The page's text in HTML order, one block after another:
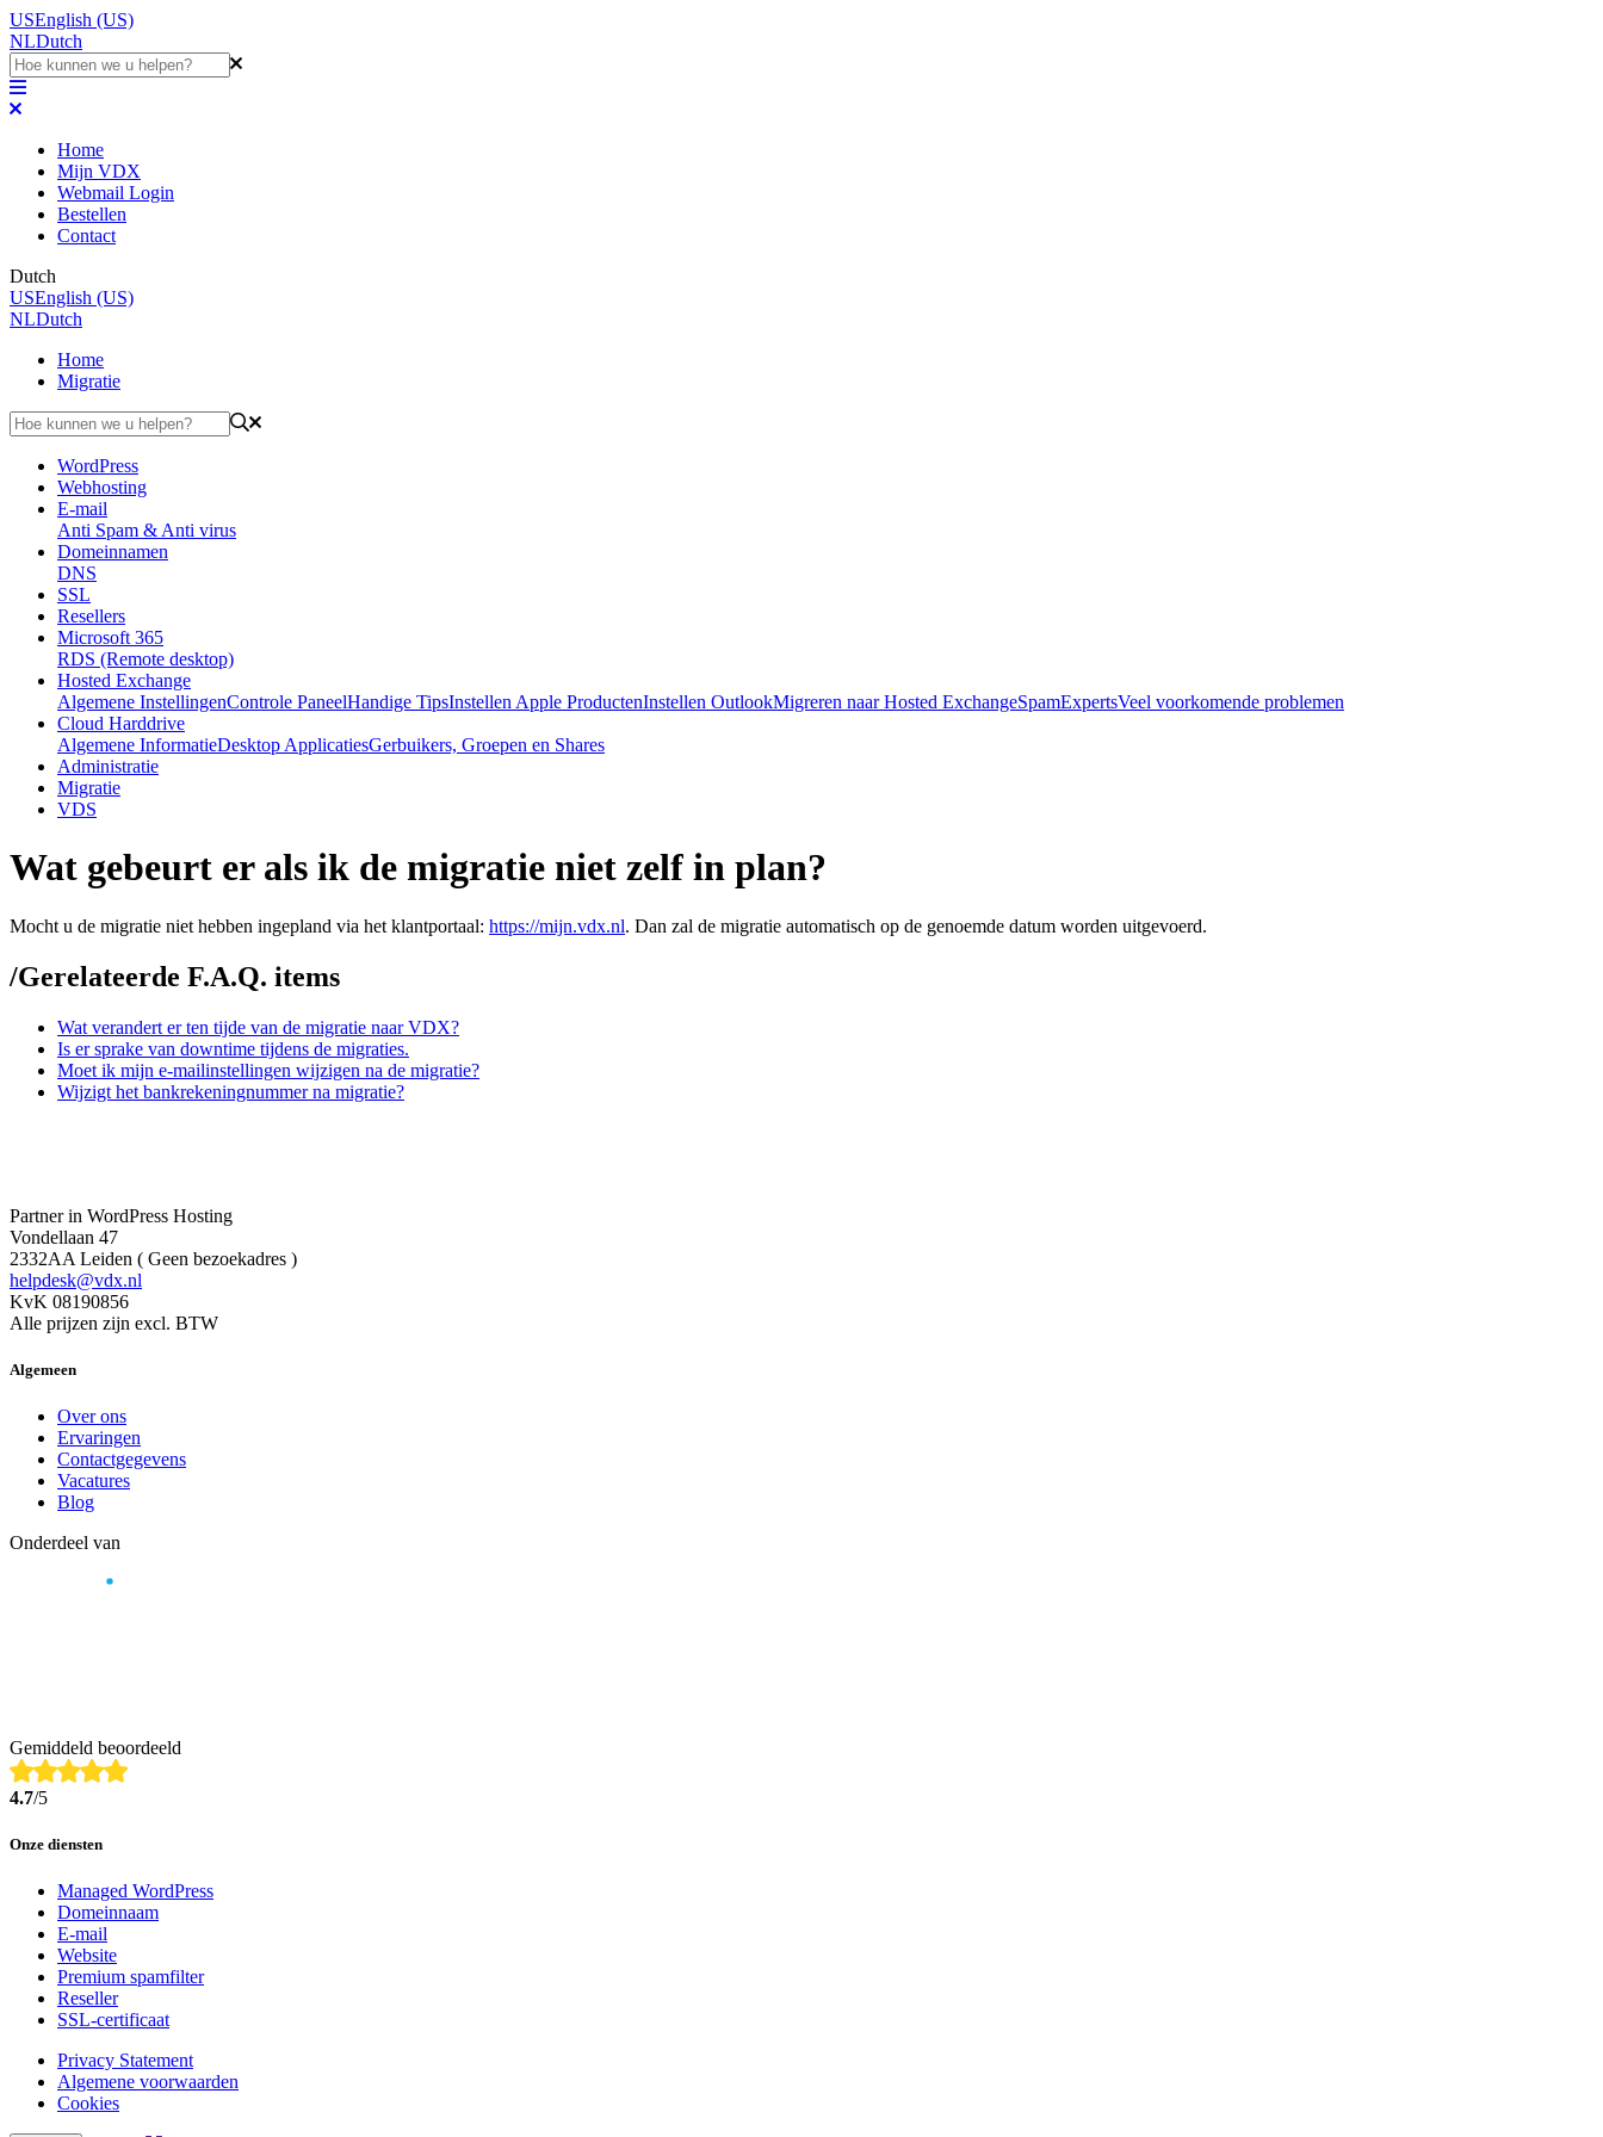
USEnglish (US)
NLDutch
Home
Mijn VDX
Webmail Login
Bestellen
Contact
Dutch
USEnglish (US)
NLDutch
Home
Migratie
WordPress
Webhosting
E-mail
Anti Spam & Anti virus
Domeinnamen
DNS
SSL
Resellers
Microsoft 365
RDS (Remote desktop)
Hosted Exchange
Algemene InstellingenControle PaneelHandige TipsInstellen Apple ProductenInstellen OutlookMigreren naar Hosted ExchangeSpamExpertsVeel voorkomende problemen
Cloud Harddrive
Algemene InformatieDesktop ApplicatiesGerbuikers, Groepen en Shares
Administratie
Migratie
VDS
Wat gebeurt er als ik de migratie niet zelf in plan?
Mocht u de migratie niet hebben ingepland via het klantportaal: https://mijn.vdx.nl. Dan zal de migratie automatisch op de genoemde datum worden uitgevoerd.
/Gerelateerde F.A.Q. items
Wat verandert er ten tijde van de migratie naar VDX?
Is er sprake van downtime tijdens de migraties.
Moet ik mijn e-mailinstellingen wijzigen na de migratie?
Wijzigt het bankrekeningnummer na migratie?
Partner in WordPress Hosting
Vondellaan 47
2332AA Leiden ( Geen bezoekadres )
helpdesk@vdx.nl
KvK 08190856
Alle prijzen zijn excl. BTW
Algemeen
Over ons
Ervaringen
Contactgegevens
Vacatures
Blog
Onderdeel van
Gemiddeld beoordeeld
4.7/5
Onze diensten
Managed WordPress
Domeinnaam
E-mail
Website
Premium spamfilter
Reseller
SSL-certificaat
Privacy Statement
Algemene voorwaarden
Cookies